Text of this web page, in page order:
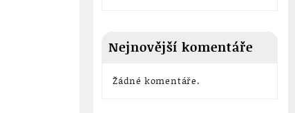
Nejnovější komentáře
Žádné komentáře.